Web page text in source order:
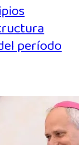
período